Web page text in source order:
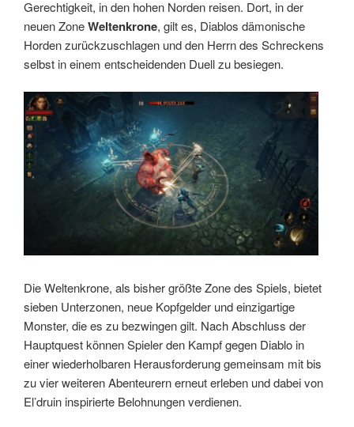
Gerechtigkeit, in den hohen Norden reisen. Dort, in der
neuen ZoneWeltenkrone, gilt es, Diablos dämonische
Horden zurückzuschlagen und den Herrn des Schreckens
selbst in einem entscheidenden Duell zu besiegen.
Die Weltenkrone, als bisher größte Zone des Spiels, bietet
sieben Unterzonen, neue Kopfgelder und einzigartige
Monster, die es zu bezwingen gilt. Nach Abschluss der
Hauptquest können Spieler den Kampf gegen Diablo in
einer wiederholbaren Herausforderung gemeinsam mit bis
zu vier weiteren Abenteurern erneut erleben und dabei von
El’druin inspirierte Belohnungen verdienen.